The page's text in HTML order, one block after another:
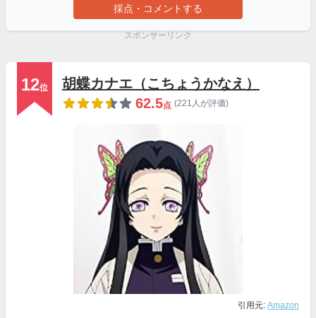
採点・コメントする
スポンサーリンク
12位
胡蝶カナエ（こちょうかなえ）
62.5点 (221人が評価)
引用元: Amazon